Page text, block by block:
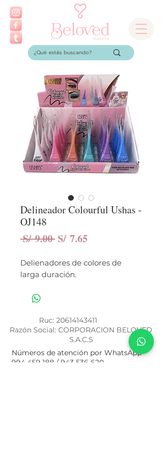
Delineador Colourful Ushas -
OJ148
S/ 9.00 Precio
S/ 7.65Precio
oferta
Delienadores de colores de
larga duración.
Números de atención por WhatsApp
994 459 188 / 943 536 620
Ruc: 20614143411
Razón Social: CORPORACION BELOVED
S.A.C.S